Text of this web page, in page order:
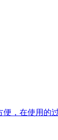
，在使用的